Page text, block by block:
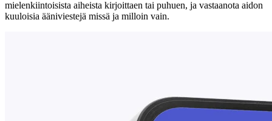
mielenkiintoisista aiheista kirjoittaen tai puhuen, ja vastaanota aidon
kuuloisia ääniviestejä missä ja milloin vain.